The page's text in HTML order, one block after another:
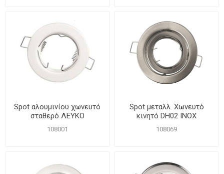
Spot αλουμινίου χωνευτό
σταθερό ΛΕΥΚΟ
108001
Spot μεταλλ. Χωνευτό
κινητό DH02 INOX
108069